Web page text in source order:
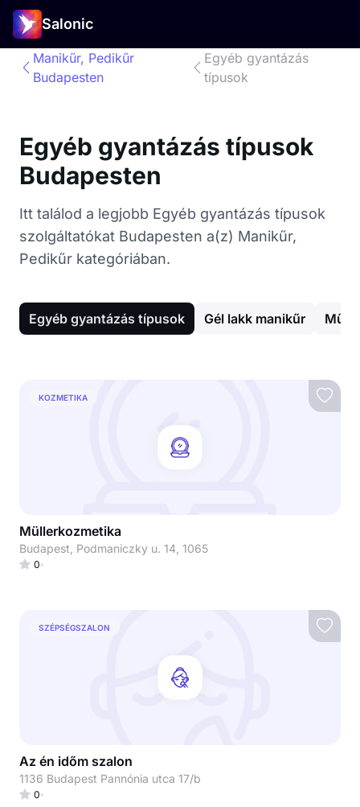
Salonic
Manikűr, Pedikűr
Budapesten
Egyéb gyantázás
típusok
Egyéb gyantázás típusok
Budapesten
Itt találod a legjobb Egyéb gyantázás típusok
szolgáltatókat Budapesten a(z) Manikűr,
Pedikűr kategóriában.
Egyéb gyantázás típusok Gél lakk manikűr
KOZMETIKA
Müllerkozmetika
Budapest, Podmaniczky u. 14, 1065
0
SZÉPSÉGSZALON
Az én időm szalon
1136 Budapest Pannónia utca 17/b
0